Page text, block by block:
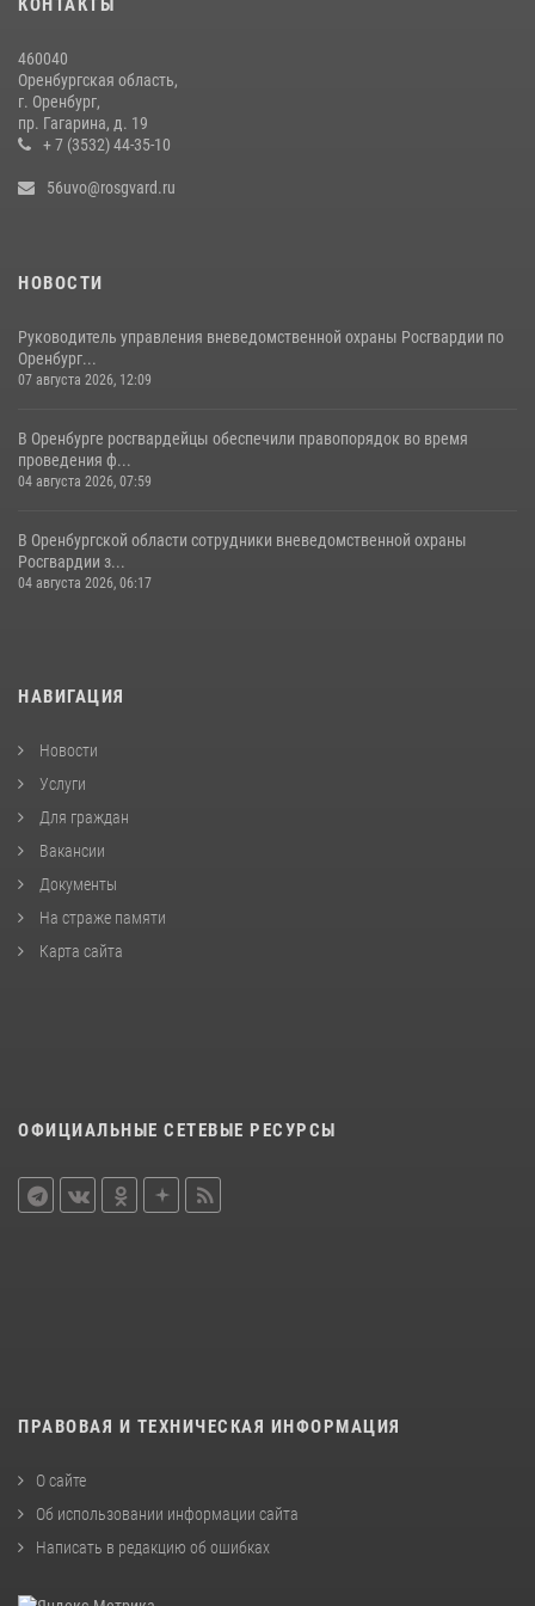
по Оренбургской области за первое полугодие 2026 года
23 июля 2026, 12:07
КОНТАКТЫ
460040
Оренбургская область,
г. Оренбург,
пр. Гагарина, д. 19
+ 7 (3532) 44-35-10
56uvo@rosgvard.ru
НОВОСТИ
Руководитель управления вневедомственной охраны Росгвардии по
Оренбург...
07 августа 2026, 12:09
В Оренбурге росгвардейцы обеспечили правопорядок во время
проведения ф...
04 августа 2026, 07:59
В Оренбургской области сотрудники вневедомственной охраны
Росгвардии з...
04 августа 2026, 06:17
НАВИГАЦИЯ
Новости
Услуги
Для граждан
Вакансии
Документы
На страже памяти
Карта сайта
ОФИЦИАЛЬНЫЕ СЕТЕВЫЕ РЕСУРСЫ
ПРАВОВАЯ И ТЕХНИЧЕСКАЯ ИНФОРМАЦИЯ
О сайте
Об использовании информации сайта
Написать в редакцию об ошибках